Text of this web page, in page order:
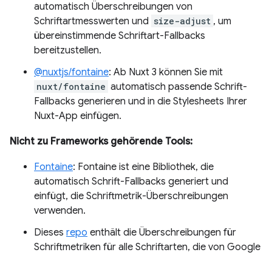
automatisch Überschreibungen von
Schriftartmesswerten und size-adjust , um
übereinstimmende Schriftart-Fallbacks
bereitzustellen.
@nuxtjs/fontaine: Ab Nuxt 3 können Sie mit
nuxt/fontaine automatisch passende Schrift-
Fallbacks generieren und in die Stylesheets Ihrer
Nuxt-App einfügen.
Nicht zu Frameworks gehörende Tools:
Fontaine: Fontaine ist eine Bibliothek, die
automatisch Schrift-Fallbacks generiert und
einfügt, die Schriftmetrik-Überschreibungen
verwenden.
Dieses repo enthält die Überschreibungen für
Schriftmetriken für alle Schriftarten, die von Google